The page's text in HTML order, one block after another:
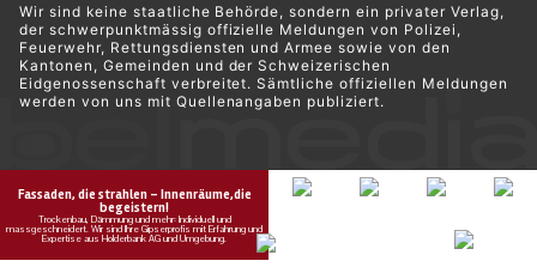
Wir sind keine staatliche Behörde, sondern ein privater Verlag,
der schwerpunktmässig offizielle Meldungen von Polizei,
Feuerwehr, Rettungsdiensten und Armee sowie von den
Kantonen, Gemeinden und der Schweizerischen
Eidgenossenschaft verbreitet. Sämtliche offiziellen Meldungen
werden von uns mit Quellenangaben publiziert.